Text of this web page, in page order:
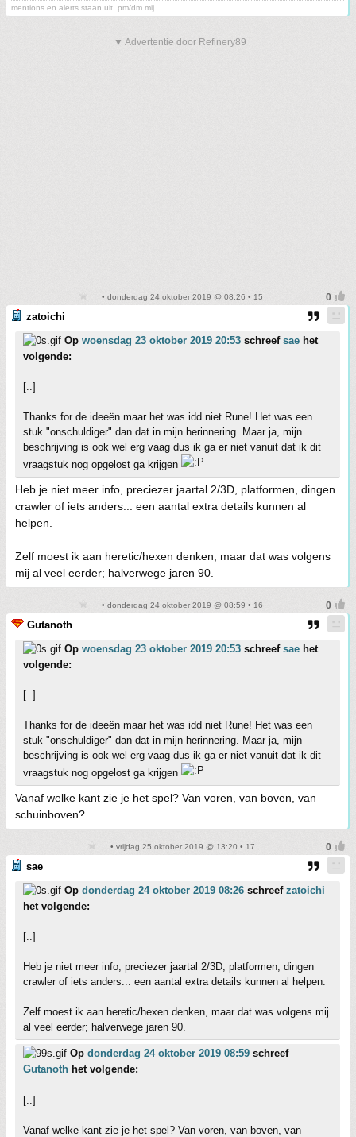
mentions en alerts staan uit, pm/dm mij
▼ Advertentie door Refinery89
• donderdag 24 oktober 2019 @ 08:26 • 15
zatoichi
Op woensdag 23 oktober 2019 20:53 schreef sae het
volgende:
[..]
Thanks for de ideeën maar het was idd niet Rune! Het was een
stuk "onschuldiger" dan dat in mijn herinnering. Maar ja, mijn
beschrijving is ook wel erg vaag dus ik ga er niet vanuit dat ik dit
vraagstuk nog opgelost ga krijgen
Heb je niet meer info, preciezer jaartal 2/3D, platformen, dingen
crawler of iets anders... een aantal extra details kunnen al
helpen.
Zelf moest ik aan heretic/hexen denken, maar dat was volgens
mij al veel eerder; halverwege jaren 90.
• donderdag 24 oktober 2019 @ 08:59 • 16
Gutanoth
Op woensdag 23 oktober 2019 20:53 schreef sae het
volgende:
[..]
Thanks for de ideeën maar het was idd niet Rune! Het was een
stuk "onschuldiger" dan dat in mijn herinnering. Maar ja, mijn
beschrijving is ook wel erg vaag dus ik ga er niet vanuit dat ik dit
vraagstuk nog opgelost ga krijgen
Vanaf welke kant zie je het spel? Van voren, van boven, van
schuinboven?
• vrijdag 25 oktober 2019 @ 13:20 • 17
sae
Op donderdag 24 oktober 2019 08:26 schreef zatoichi
het volgende:
[..]
Heb je niet meer info, preciezer jaartal 2/3D, platformen, dingen
crawler of iets anders... een aantal extra details kunnen al helpen.
Zelf moest ik aan heretic/hexen denken, maar dat was volgens mij
al veel eerder; halverwege jaren 90.
Op donderdag 24 oktober 2019 08:59 schreef
Gutanoth het volgende:
[..]
Vanaf welke kant zie je het spel? Van voren, van boven, van